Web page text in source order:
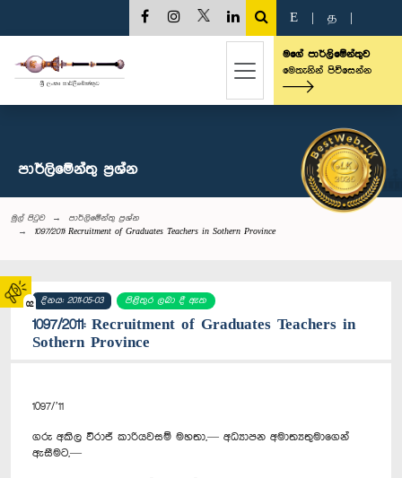
02
E த
මගේ පාර්ලිමේන්තුව
මෙතැනින් පිවිසෙන්න
පාර්ලි‌මේන්තු‌ ප්‍රශ්න
මුල් පිටුව
පාර්ලි‌මේන්තු‌ ප්‍රශ්න
1097/2011: Recruitment of Graduates Teachers in Sothern Province
දිනය: 2011-05-03 පිළිතුර ලබා දී ඇත
1097/2011: Recruitment of Graduates Teachers in
Sothern Province
1097/’11
ගරු අකිල විරාජ් කාරියවසම් මහතා,— අධ්‍යාපන අමාත්‍යතුමාගෙන්
ඇසීමට,—